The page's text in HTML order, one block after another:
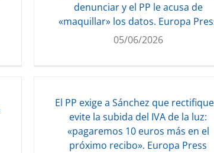
denunciar y el PP le acusa de
«maquillar» los datos. Europa
05/06/2026
El PP exige a Sánchez que
evite la subida del IVA de la luz:
«pagaremos 10 euros más en el
próximo recibo». Europa Press